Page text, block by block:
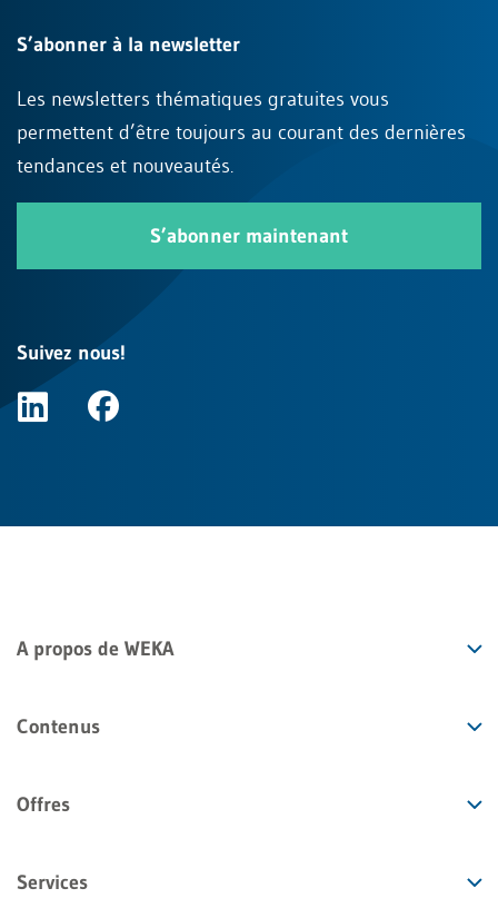
S’abonner à la newsletter
Les newsletters thématiques gratuites vous
permettent d’être toujours au courant des dernières
tendances et nouveautés.
S’abonner maintenant
Suivez nous!
A propos de WEKA
Contenus
Offres
Services